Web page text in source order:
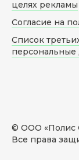
© ООО «Полис
Все права
целях рекламы
Согласие на
Список